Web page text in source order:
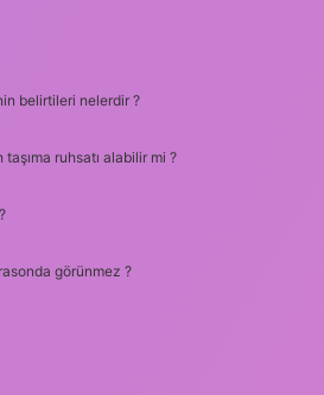
belirtileri nelerdir ?
ruhsatı alabilir mi ?
görünmez ?